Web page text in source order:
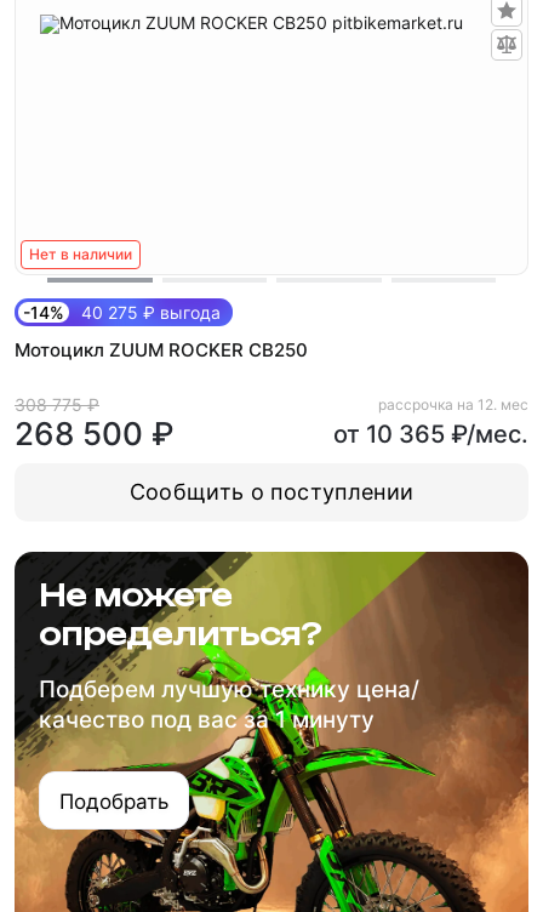
Нет в наличии
-14% 40 275 ₽ выгода
Мотоцикл ZUUM ROCKER CB250
308 775 ₽
268 500 ₽
рассрочка на 12. мес
от 10 365 ₽/мес.
Сообщить о поступлении
Не можете
определиться?
Подберем лучшую технику цена/
качество под вас за 1 минуту
Подобрать